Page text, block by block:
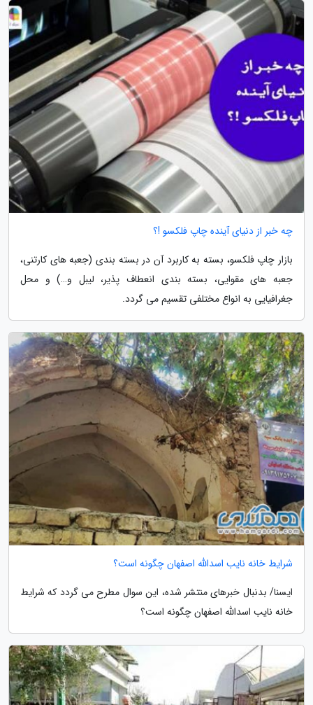
چه خبر از دنیای آینده چاپ فلکسو !؟
بازار چاپ فلکسو، بسته به کاربرد آن در بسته بندی (جعبه های کارتنی،
جعبه های مقوایی، بسته بندی انعطاف پذیر، لیبل و…) و محل
جغرافیایی به انواع مختلفی تقسیم می گردد.
شرایط خانه نایب اسدالله اصفهان چگونه است؟
ایسنا/ بدنبال خبرهای منتشر شده، این سوال مطرح می گردد که شرایط
خانه نایب اسدالله اصفهان چگونه است؟